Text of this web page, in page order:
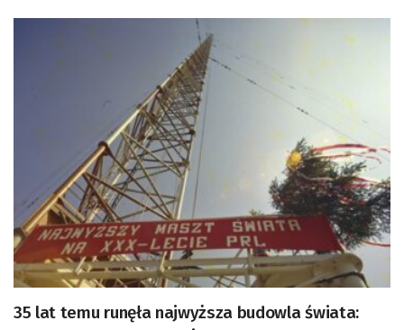
35 lat temu runęła najwyższa budowla świata: